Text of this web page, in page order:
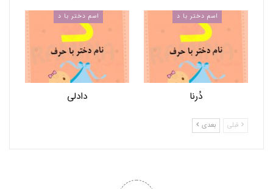
اسم دختر با د
دُرنا
اسم دختر با د
دادلی
قبلی بعدی